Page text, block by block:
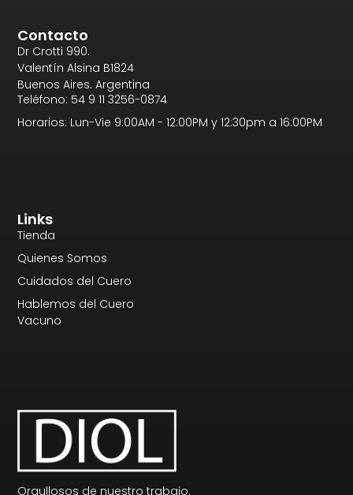
Orgullosos de nuestro trabajo.
Links
Tienda
Quienes Somos
Cuidados del Cuero
Hablemos del Cuero
Vacuno
Contacto
Dr Crotti 990.
Valentín Alsina B1824
Buenos Aires. Argentina
Teléfono: 54 9 11 3256-0874
Horarios: Lun-Vie 9:00AM - 12:00PM y 12:30pm a 16:00PM